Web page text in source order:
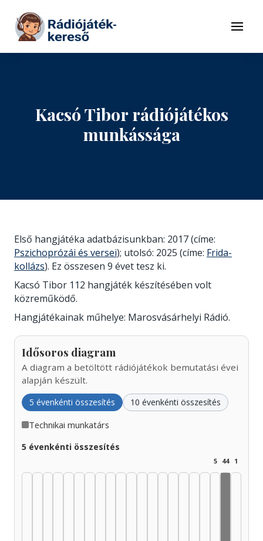
Tovább a tartalomhoz
Menü
Kacsó Tibor rádiójátékos
munkássága
Első hangjátéka adatbázisunkban: 2017 (címe:
Pszichoprózái és versei); utolsó: 2025 (címe: Frida-
kollázs). Ez összesen 9 évet tesz ki.
Kacsó Tibor 112 hangjáték készítésében volt
közreműködő.
Hangjátékainak műhelye: Marosvásárhelyi Rádió.
Idősoros diagram
A diagram a betöltött rádiójátékok bemutatási évei
alapján készült.
5 évenkénti összesítés 10 évenkénti összesítés
Technikai munkatárs
5 évenkénti összesítés
5 44 1